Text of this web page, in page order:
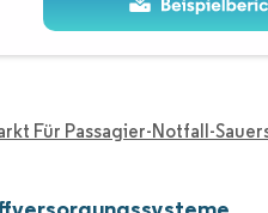
Für Passagier-Notfall-